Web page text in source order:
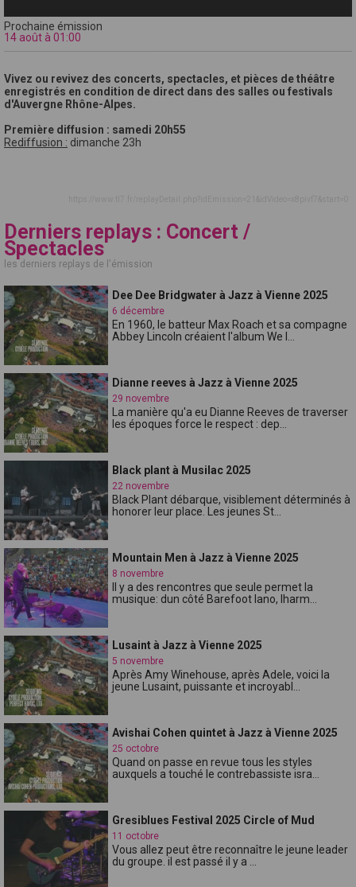
Prochaine émission
14 août à 01:00
Vivez ou revivez des concerts, spectacles, et pièces de théâtre
enregistrés en condition de direct dans des salles ou festivals
d'Auvergne Rhône-Alpes.
Première diffusion : samedi 20h55
Rediffusion : dimanche 23h
Derniers replays : Concert /
Spectacles
les derniers replays de l'émission
Dee Dee Bridgwater à Jazz à Vienne 2025
6 décembre
En 1960, le batteur Max Roach et sa compagne
Abbey Lincoln créaient l'album We I...
Dianne reeves à Jazz à Vienne 2025
29 novembre
La manière qu'a eu Dianne Reeves de traverser
les époques force le respect : dep...
Black plant à Musilac 2025
22 novembre
Black Plant débarque, visiblement déterminés à
honorer leur place. Les jeunes St...
Mountain Men à Jazz à Vienne 2025
8 novembre
Il y a des rencontres que seule permet la
musique: dun côté Barefoot Iano, lharm...
Lusaint à Jazz à Vienne 2025
5 novembre
Après Amy Winehouse, après Adele, voici la
jeune Lusaint, puissante et incroyabl...
Avishai Cohen quintet à Jazz à Vienne 2025
25 octobre
Quand on passe en revue tous les styles
auxquels a touché le contrebassiste isra...
Gresiblues Festival 2025 Circle of Mud
11 octobre
Vous allez peut être reconnaître le jeune leader
du groupe. il est passé il y a ...